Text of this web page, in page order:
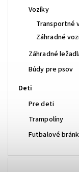
Vozíky
Transportné
Záhradné
Záhradné
Búdy pre psov
Deti
Pre deti
Trampolíny
Futbalové